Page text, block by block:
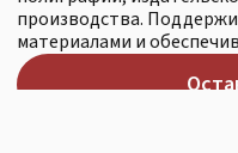
Характеристики
Технические